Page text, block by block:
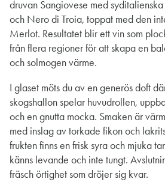
druvan Sangiovese med
och Nero di Troia, toppat med den
Merlot. Resultatet blir ett vin som
från flera regioner för att skapa en
och solmogen värme.
I glaset möts du av en generös doft
skogshallon spelar huvudrollen,
och en gnutta mocka. Smaken är
med inslag av torkade fikon och
frukten finns en frisk syra och mjuka
känns levande och inte tungt.
fräsch örtighet som dröjer sig kvar.